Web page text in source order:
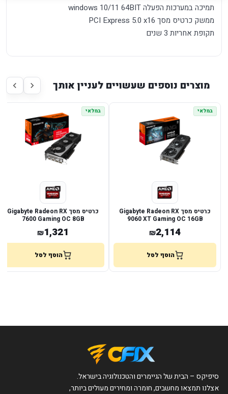
תמיכה במערכות הפעלה windows 10/11 64BIT
ממשק כרטיס מסך PCI Express 5.0 x16
תקופת אחריות 3 שנים
מוצרים נוספים שעשויים לעניין אותך
במלאי
כרטיס מסך Gigabyte Radeon RX
9060 XT Gaming OC 16GB
₪2,114
הוסף לסל
במלאי
כרטיס מסך Gigabyte Radeon RX
7600 Gaming OC 8GB
₪1,321
הוסף לסל
סיפיקס – הבית של הגיימרים והטכנולוגיה בישראל.
אצלנו תמצאו מחשבים, חומרה ומחירים מעולים ביותר,